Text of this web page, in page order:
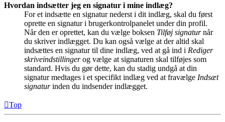
Hvordan indsætter jeg en signatur i mine indlæg?
For et indsætte en signatur nederst i dit indlæg, skal du først
oprette en signatur i brugerkontrolpanelet under din profil.
Når den er oprettet, kan du vælge boksen Tilføj signaturnår
du skriver indlægget. Du kan også vælge at der altid skal
indsættes en signatur til dine indlæg, ved at gå ind i Rediger
skriveindstillingerog vælge at signaturen skal tilføjes som
standard. Hvis du gør dette, kan du stadig undgå at din
signatur medtages i et specifikt indlæg ved at fravælge Indsæt
signaturinden du indsender indlægget.
Top